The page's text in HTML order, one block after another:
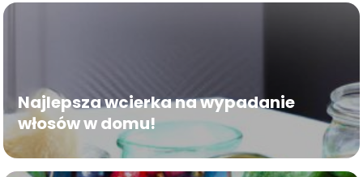
Najlepsza wcierka na wypadanie
włosów w domu!